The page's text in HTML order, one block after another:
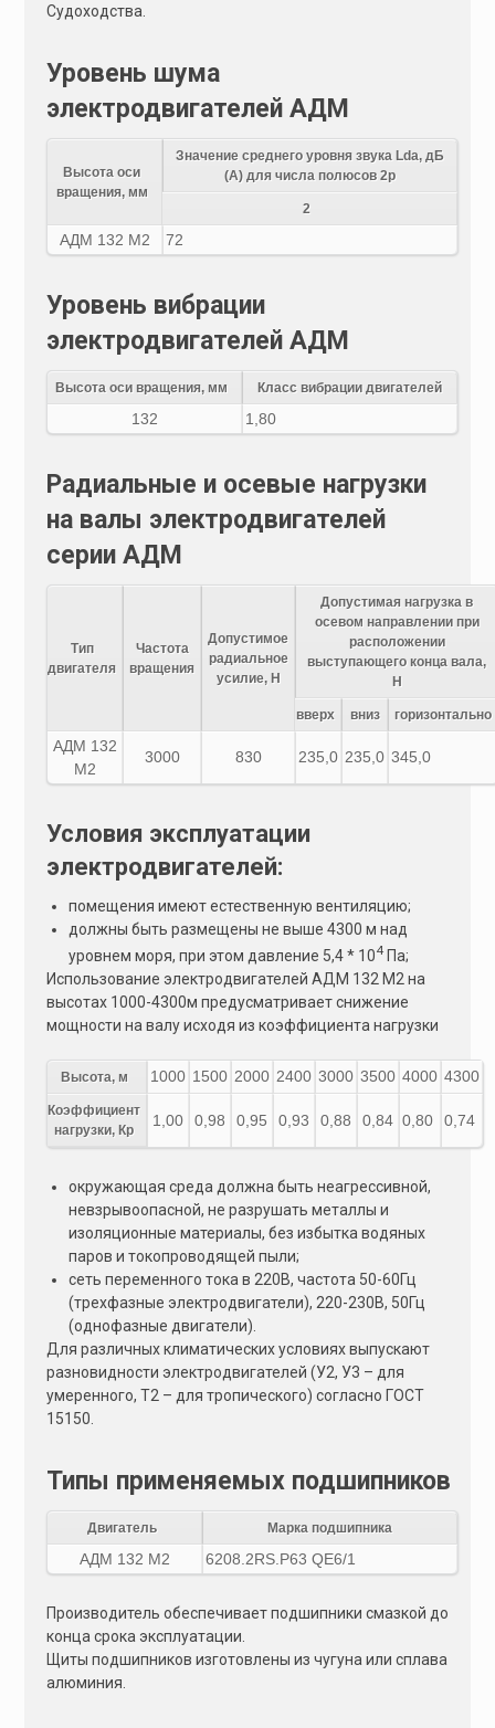
Судоходства.
Уровень шума
электродвигателей АДМ
Высота оси
вращения, мм
Значение среднего уровня звука Lda, дБ
(А) для числа полюсов 2р
2
АДМ 132 M2 72
Уровень вибрации
электродвигателей АДМ
Высота оси вращения, мм Класс вибрации двигателей
132 1,80
Радиальные и осевые нагрузки
на валы электродвигателей
серии АДМ
Тип
двигателя
Частота
вращения
Допустимое
радиальное
усилие, Н
Допустимая нагрузка в
осевом направлении при
расположении
выступающего конца вала,
Н
вверх вниз горизонтально
АДМ 132
M2
3000 830 235,0 235,0 345,0
Условия эксплуатации
электродвигателей:
помещения имеют естественную вентиляцию;
должны быть размещены не выше 4300 м над
уровнем моря, при этом давление 5,4 * 104 Па;
Использование электродвигателей АДМ 132 M2 на
высотах 1000-4300м предусматривает снижение
мощности на валу исходя из коэффициента нагрузки
Высота, м 1000 1500 2000 2400 3000 3500 4000 4300
Коэффициент
нагрузки, Кр
1,00 0,98 0,95 0,93 0,88 0,84 0,80 0,74
окружающая среда должна быть неагрессивной,
невзрывоопасной, не разрушать металлы и
изоляционные материалы, без избытка водяных
паров и токопроводящей пыли;
сеть переменного тока в 220В, частота 50-60Гц
(трехфазные электродвигатели), 220-230В, 50Гц
(однофазные двигатели).
Для различных климатических условиях выпускают
разновидности электродвигателей (У2, У3 – для
умеренного, Т2 – для тропического) согласно ГОСТ
15150.
Типы применяемых подшипников
Двигатель Марка подшипника
АДМ 132 M2 6208.2RS.P63 QE6/1
Производитель обеспечивает подшипники смазкой до
конца срока эксплуатации.
Щиты подшипников изготовлены из чугуна или сплава
алюминия.